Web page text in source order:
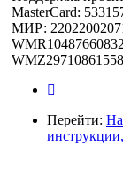
MasterCard:
МИР:
Перейти: